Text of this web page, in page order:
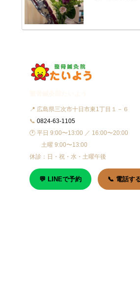
📍 広島県三次市十日市東1丁目１－６
📞 0824-63-1105
🕐 平日 9:00〜13:00 ／ 16:00〜20:00
土曜 9:00〜13:00
休診：日・祝・水・土曜午後
💬 LINEで予約 📞 電話す